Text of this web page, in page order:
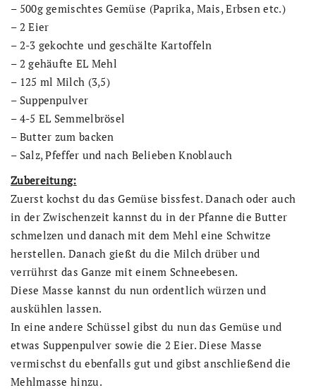
– 500g gemischtes Gemüse (Paprika, Mais, Erbsen etc.)
– 2 Eier
– 2-3 gekochte und geschälte Kartoffeln
– 2 gehäufte EL Mehl
– 125 ml Milch (3,5)
– Suppenpulver
– 4-5 EL Semmelbrösel
– Butter zum backen
– Salz, Pfeffer und nach Belieben Knoblauch
Zubereitung:
Zuerst kochst du das Gemüse bissfest. Danach oder auch
in der Zwischenzeit kannst du in der Pfanne die Butter
schmelzen und danach mit dem Mehl eine Schwitze
herstellen. Danach gießt du die Milch drüber und
verrührst das Ganze mit einem Schneebesen.
Diese Masse kannst du nun ordentlich würzen und
auskühlen lassen.
In eine andere Schüssel gibst du nun das Gemüse und
etwas Suppenpulver sowie die 2 Eier. Diese Masse
vermischst du ebenfalls gut und gibst anschließend die
Mehlmasse hinzu.